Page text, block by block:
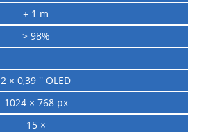
± 1 m
> 98%
2 × 0,39 '' OLED
1024 × 768 px
15 ×